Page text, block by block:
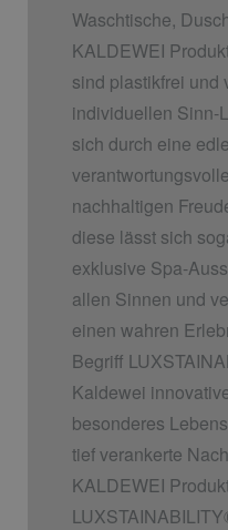
Waschtische,
KALDEWEI
sind plastikfrei und
individuellen Sinn-
sich durch eine
nachhaltigen
diese lässt sich
exklusive Spa-
allen Sinnen und
einen wahren
Begriff
Kaldewei
besonderes
tief verankerte
KALDEWEI
LUXSTAINABILITY